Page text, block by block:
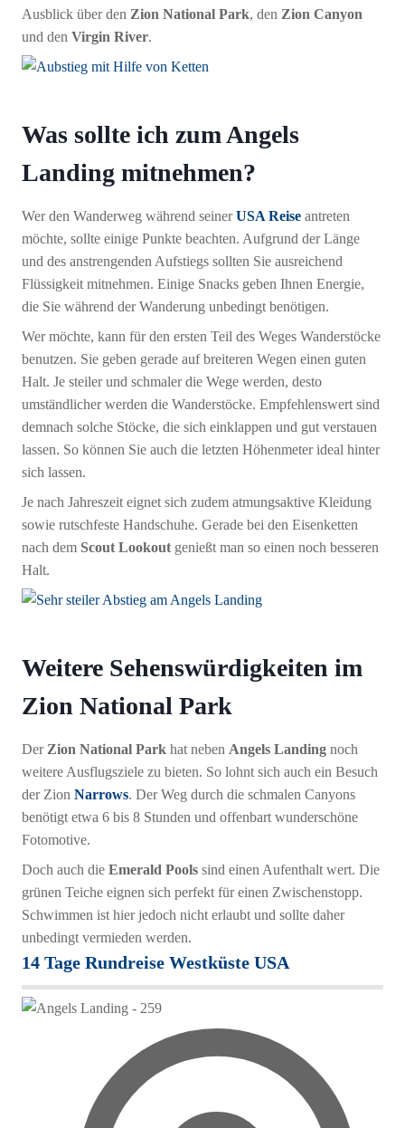
Ausblick über den Zion National Park, den Zion Canyon
und den Virgin River.
Was sollte ich zum Angels
Landing mitnehmen?
Wer den Wanderweg während seinerUSA Reise antreten
möchte, sollte einige Punkte beachten. Aufgrund der Länge
und des anstrengenden Aufstiegs sollten Sie ausreichend
Flüssigkeit mitnehmen. Einige Snacks geben Ihnen Energie,
die Sie während der Wanderung unbedingt benötigen.
Wer möchte, kann für den ersten Teil des Weges Wanderstöcke
benutzen. Sie geben gerade auf breiteren Wegen einen guten
Halt. Je steiler und schmaler die Wege werden, desto
umständlicher werden die Wanderstöcke. Empfehlenswert sind
demnach solche Stöcke, die sich einklappen und gut verstauen
lassen. So können Sie auch die letzten Höhenmeter ideal hinter
sich lassen.
Je nach Jahreszeit eignet sich zudem atmungsaktive Kleidung
sowie rutschfeste Handschuhe. Gerade bei den Eisenketten
nach dem Scout Lookout genießt man so einen noch besseren
Halt.
Weitere Sehenswürdigkeiten im
Zion National Park
Der Zion National Park hat neben Angels Landing noch
weitere Ausflugsziele zu bieten. So lohnt sich auch ein Besuch
der Zion Narrows. Der Weg durch die schmalen Canyons
benötigt etwa 6 bis 8 Stunden und offenbart wunderschöne
Fotomotive.
Doch auch die Emerald Pools sind einen Aufenthalt wert. Die
grünen Teiche eignen sich perfekt für einen Zwischenstopp.
Schwimmen ist hier jedoch nicht erlaubt und sollte daher
unbedingt vermieden werden.
14 Tage Rundreise Westküste USA